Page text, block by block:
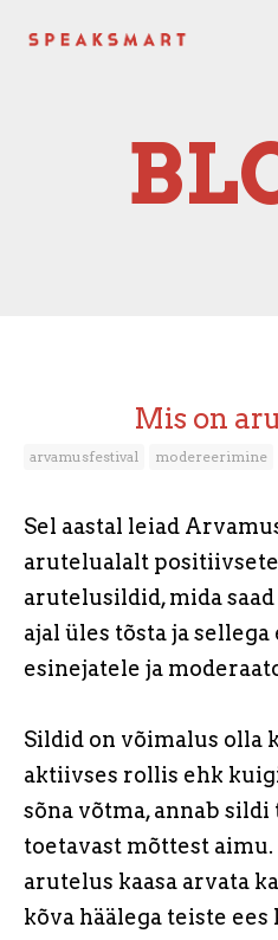
Mis on
arvamusfestival modereerimine
Sel aastal leiad
arutelualalt
arutelusildid, mida
ajal üles tõsta ja
esinejatele ja
Sildid on võimalus olla
aktiivses rollis ehk
sõna võtma, annab
toetavast mõttest
arutelus kaasa arvata
kõva häälega teiste ees